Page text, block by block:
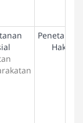
Penetapan
Hak